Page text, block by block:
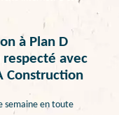
à Plan D
respecté avec
Construction
semaine en toute